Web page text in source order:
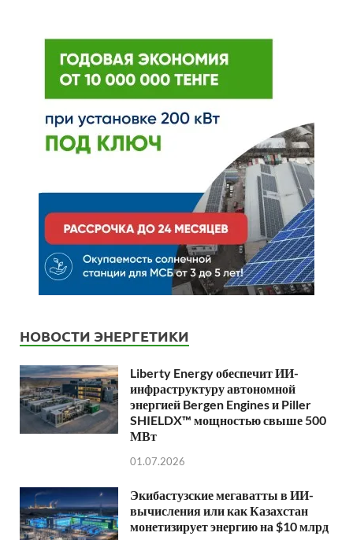
НОВОСТИ ЭНЕРГЕТИКИ
Liberty Energy обеспечит ИИ-
инфраструктуру автономной
энергией Bergen Engines и Piller
SHIELDX™ мощностью свыше 500
МВт
01.07.2026
Экибастузские мегаватты в ИИ-
вычисления или как Казахстан
монетизирует энергию на $10 млрд